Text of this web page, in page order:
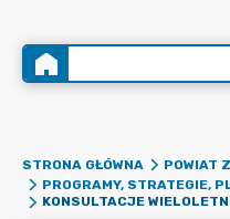
STRONA GŁÓWNA
POWIAT
PROGRAMY, STRATEGIE,